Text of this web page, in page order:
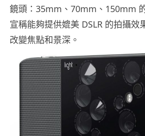
鏡頭：35mm、70mm、150mm
宣稱能夠提供媲美 DSLR 的拍攝效
改變焦點和景深。